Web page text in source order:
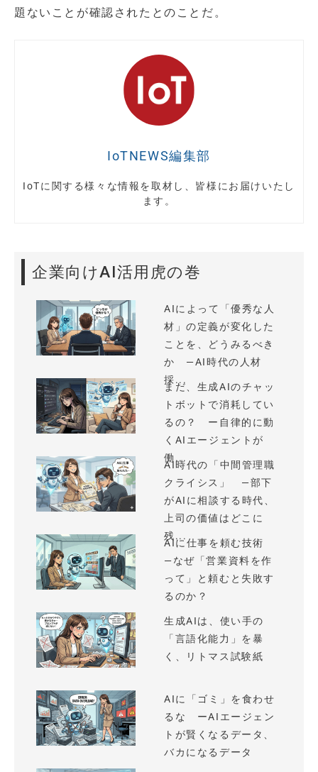
題ないことが確認されたとのことだ。
IoTNEWS編集部
IoTに関する様々な情報を取材し、皆様にお届けいたし
ます。
企業向けAI活用虎の巻
AIによって「優秀な人
材」の定義が変化した
ことを、どうみるべき
か —AI時代の人材
採...
まだ、生成AIのチャッ
トボットで消耗してい
るの？ ー自律的に動
くAIエージェントが
働...
AI時代の「中間管理職
クライシス」 —部下
がAIに相談する時代、
上司の価値はどこに
残...
AIに仕事を頼む技術
—なぜ「営業資料を作
って」と頼むと失敗す
るのか？
生成AIは、使い手の
「言語化能力」を暴
く、リトマス試験紙
AIに「ゴミ」を食わせ
るな ーAIエージェン
トが賢くなるデータ、
バカになるデータ